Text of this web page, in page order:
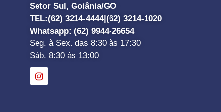
Setor Sul, Goiânia/GO
TEL:(62) 3214-4444| (62) 3214-1020
Whatsapp: (62) 9944-26654
Seg. à Sex. das 8:30 às 17:30
Sáb. 8:30 às 13:00